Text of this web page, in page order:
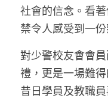
社會的信念。看
禁令人感受到一
對少警校友會會
禮，更是一場難
昔日學員及教職